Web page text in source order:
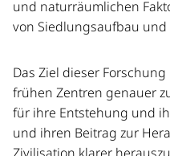
und naturräumlichen
von Siedlungsaufbau
Das Ziel dieser
frühen Zentren genauer
für ihre Entstehung und
und ihren Beitrag zur
Zivilisation klarer